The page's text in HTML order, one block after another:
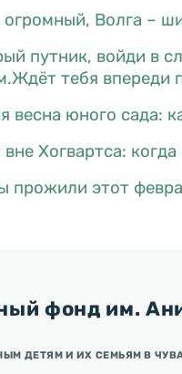
Волга –
путник, войди в
тебя впереди
весна юного сада:
вне Хогвартса:
прожили этот
фонд им.
ДЕТЯМ И ИХ СЕМЬЯМ В